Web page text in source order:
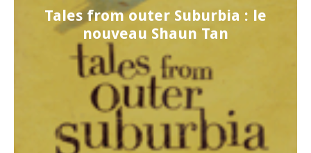
Tales from outer Suburbia : le
nouveau Shaun Tan